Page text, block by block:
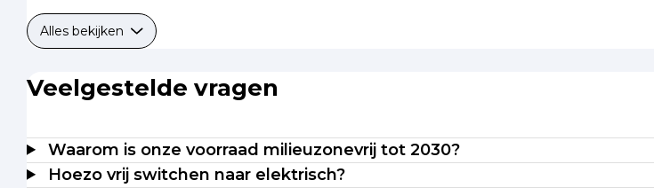
Alles bekijken
Veelgestelde vragen
Waarom is onze voorraad milieuzonevrij tot 2030?
Hoezo vrij switchen naar elektrisch?